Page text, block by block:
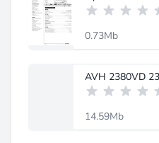
0.73Mb
AVH 2380VD
14.59Mb